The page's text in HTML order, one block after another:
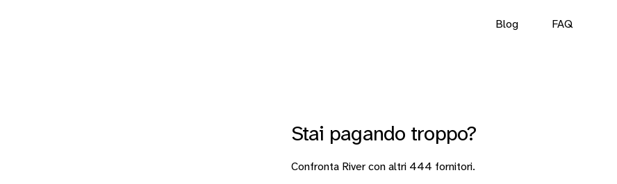
Blog FAQ
Stai pagando troppo?
Confronta River con altri 444 fornitori.